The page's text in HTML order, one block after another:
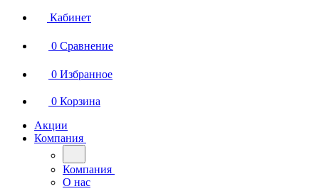
Кабинет
0 Сравнение
0 Избранное
0 Корзина
Акции
Компания
Компания
О нас